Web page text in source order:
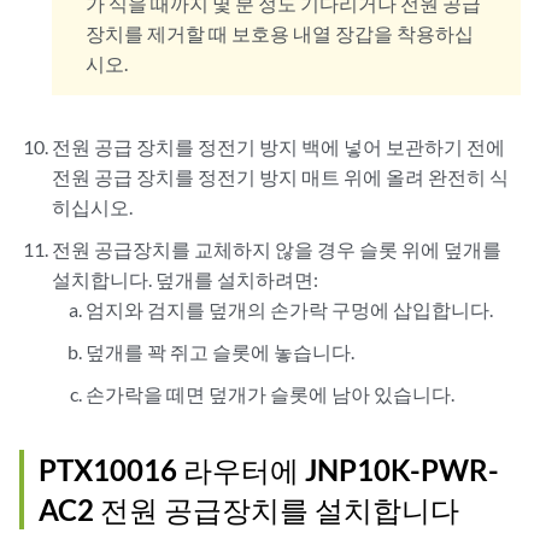
장치를 제거할 때 보호용 내열 장갑을 착용하십
시오.
전원 공급 장치를 정전기 방지 백에 넣어 보관하기 전에
전원 공급 장치를 정전기 방지 매트 위에 올려 완전히 식
히십시오.
전원 공급장치를 교체하지 않을 경우 슬롯 위에 덮개를
설치합니다. 덮개를 설치하려면:
엄지와 검지를 덮개의 손가락 구멍에 삽입합니다.
덮개를 꽉 쥐고 슬롯에 놓습니다.
손가락을 떼면 덮개가 슬롯에 남아 있습니다.
PTX10016 라우터에 JNP10K-PWR-
AC2 전원 공급장치를 설치합니다